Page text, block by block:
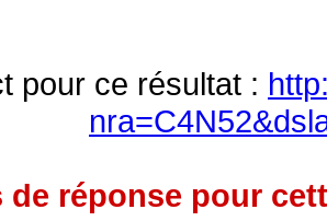
pour ce résultat :
de réponse pour